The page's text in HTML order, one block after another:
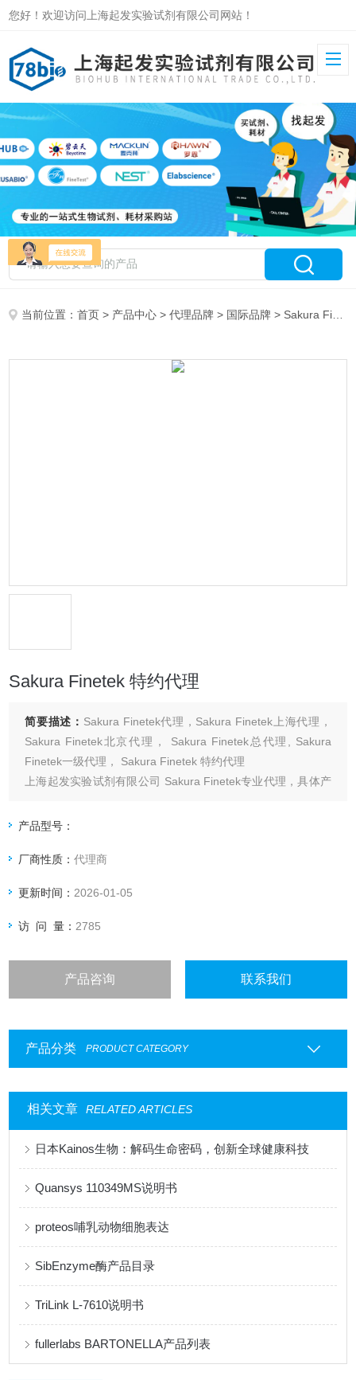
您好！欢迎访问上海起发实验试剂有限公司网站！
当前位置：首页 > 产品中心 >代理品牌 > 国际品牌 > Sakura Finetek 特约代理
Sakura Finetek 特约代理
简要描述： Sakura Finetek代理，Sakura Finetek上海代理，
Sakura Finetek北京代理， Sakura Finetek总代理, Sakura
Finetek一级代理， Sakura Finetek 特约代理
上海起发实验试剂有限公司 Sakura Finetek专业代理，具体产
产品型号：
厂商性质：代理商
更新时间： 2026-01-05
访 问 量： 2785
产品咨询 联系我们
产品分类 PRODUCT CATEGORY
相关文章 RELATED ARTICLES
日本Kainos生物：解码生命密码，创新全球健康科技
Quansys 110349MS说明书
proteos哺乳动物细胞表达
SibEnzyme酶产品目录
TriLink L-7610说明书
fullerlabs BARTONELLA产品列表